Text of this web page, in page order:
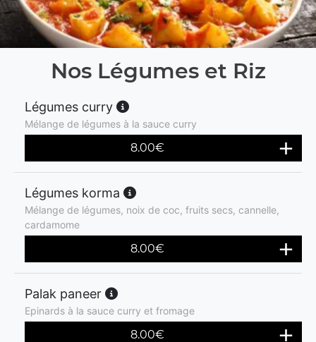
Nos Légumes et Riz
Légumes curry
Mélange de légumes à la sauce curry
8.00€
Légumes korma
Mélange de légumes, noix de coc, fruits secs, cannelle,
cardamome
8.00€
Palak paneer
Epinards à la sauce curry et fromage
8.00€